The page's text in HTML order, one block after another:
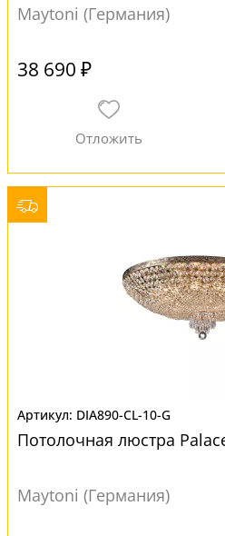
Maytoni (Германия)
38 690 ₽
DIA890-CL-10-G
Потолочная люстра
Maytoni (Германия)